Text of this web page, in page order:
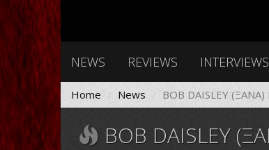
NEWS REVIEWS INTERVIEWS
Home News BOB DAISLEY
BOB DAISLEY